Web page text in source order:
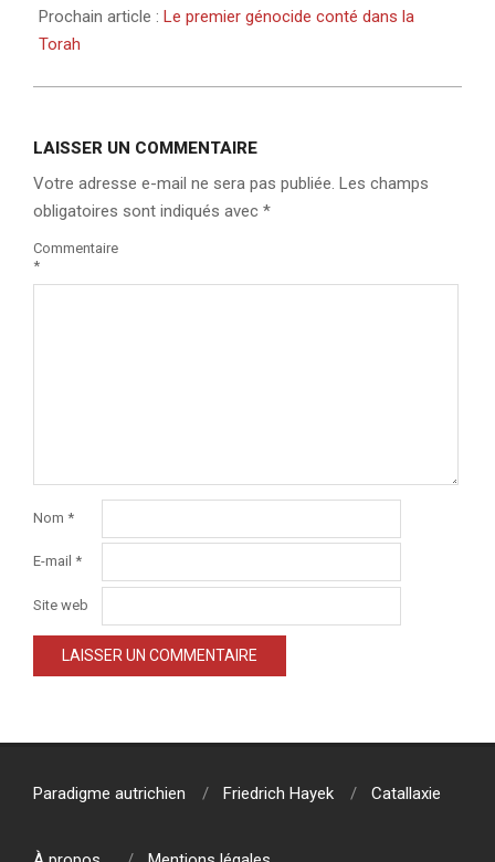
Prochain article : Le premier génocide conté dans la
Torah
LAISSER UN COMMENTAIRE
Votre adresse e-mail ne sera pas publiée. Les champs
obligatoires sont indiqués avec *
Commentaire
*
Nom *
E-mail *
Site web
Paradigme autrichien Friedrich Hayek Catallaxie